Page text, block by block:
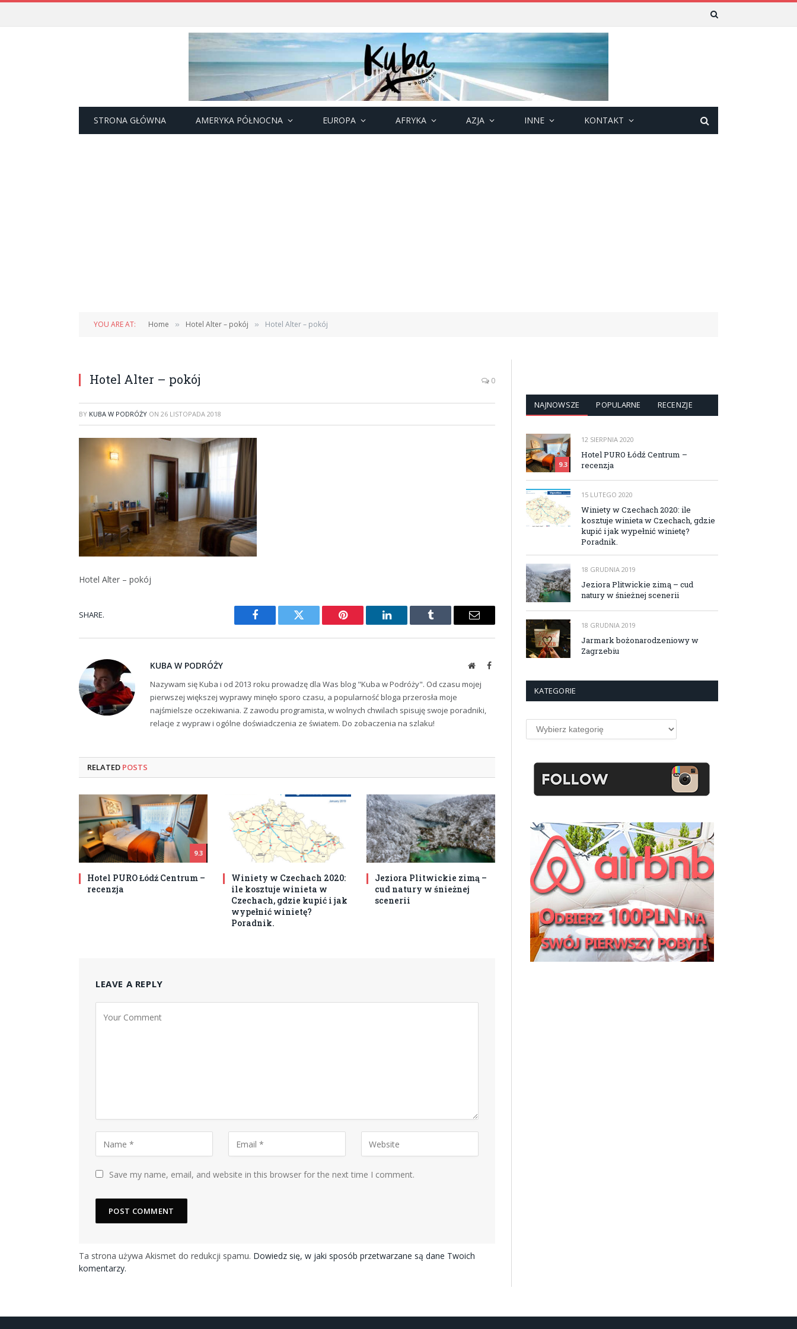
STRONA GŁÓWNA AMERYKA PÓŁNOCNA EUROPA AFRYKA AZJA INNE KONTAKT
YOU ARE AT: Home » Hotel Alter – pokój » Hotel Alter – pokój
Hotel Alter – pokój 0
BY KUBA W PODRÓŻY ON 26 LISTOPADA 2018
Hotel Alter – pokój
SHARE.
Facebook Twitter Pinterest LinkedIn Tumblr Email
KUBA W PODRÓŻY WebsiteFacebook
Nazywam się Kuba i od 2013 roku prowadzę dla Was blog "Kuba w Podróży". Od czasu mojej
pierwszej większej wyprawy minęło sporo czasu, a popularność bloga przerosła moje
najśmielsze oczekiwania. Z zawodu programista, w wolnych chwilach spisuję swoje poradniki,
relacje z wypraw i ogólne doświadczenia ze światem. Do zobaczenia na szlaku!
RELATED POSTS
9.3
Hotel PURO Łódź Centrum –
recenzja
Winiety w Czechach 2020:
ile kosztuje winieta w
Czechach, gdzie kupić i jak
wypełnić winietę?
Poradnik.
Jeziora Plitwickie zimą –
cud natury w śnieżnej
scenerii
LEAVE A REPLY
Save my name, email, and website in this browser for the next time I comment.
Ta strona używa Akismet do redukcji spamu. Dowiedz się, w jaki sposób przetwarzane są dane Twoich
komentarzy.
NAJNOWSZE POPULARNE RECENZJE
9.3
12 SIERPNIA 2020
Hotel PURO Łódź Centrum –
recenzja
15 LUTEGO 2020
Winiety w Czechach 2020: ile
kosztuje winieta w Czechach, gdzie
kupić i jak wypełnić winietę?
Poradnik.
18 GRUDNIA 2019
Jeziora Plitwickie zimą – cud
natury w śnieżnej scenerii
18 GRUDNIA 2019
Jarmark bożonarodzeniowy w
Zagrzebiu
KATEGORIE
Kategorie